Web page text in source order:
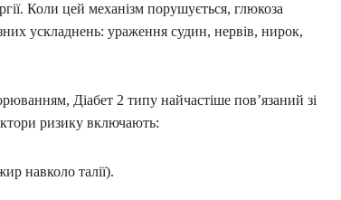
Коли цей механізм порушується, глюкоза
ускладнень: ураження судин, нервів, нирок,
Діабет 2 типу найчастіше пов’язаний зі
ризику включають:
навколо талії).